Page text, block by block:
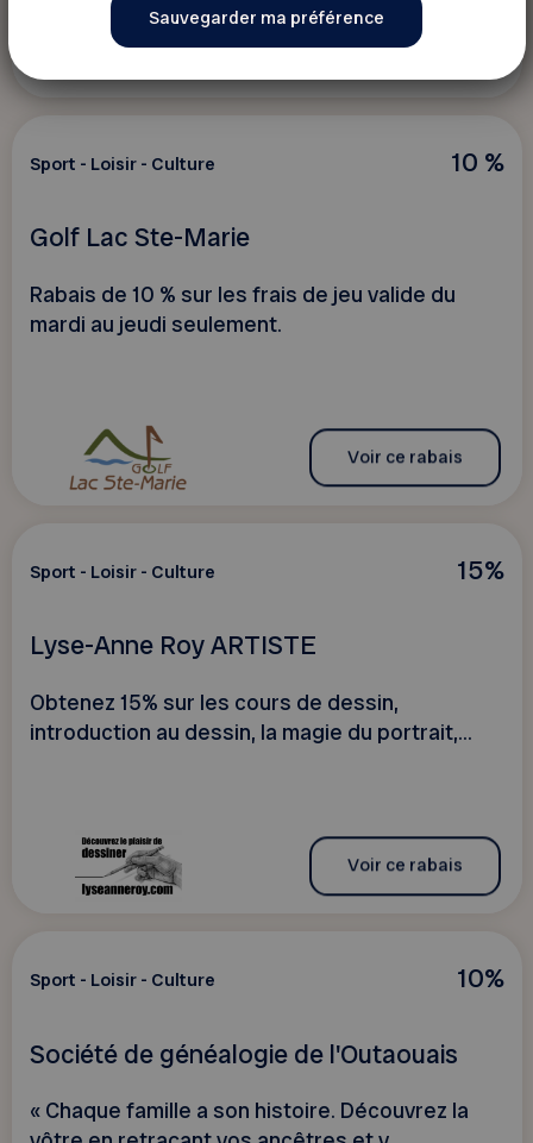
Voir ce rabais
10 %
Sport - Loisir - Culture
Golf Lac Ste-Marie
Rabais de 10 % sur les frais de jeu valide du
mardi au jeudi seulement.
Voir ce rabais
15%
Sport - Loisir - Culture
Lyse-Anne Roy ARTISTE
Obtenez 15% sur les cours de dessin,
introduction au dessin, la magie du portrait,...
Voir ce rabais
10%
Sport - Loisir - Culture
Société de généalogie de l'Outaouais
« Chaque famille a son histoire. Découvrez la